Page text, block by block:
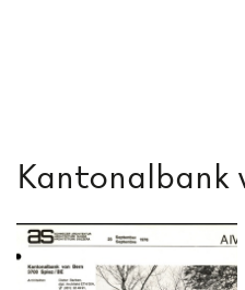
Kantonalbank